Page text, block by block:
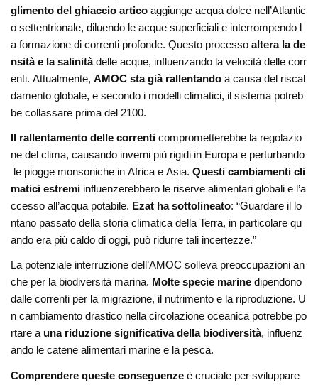
glimento del ghiaccio artico aggiunge acqua dolce nell’Atlantic
o settentrionale, diluendo le acque superficiali e interrompendo l
a formazione di correnti profonde. Questo processoaltera la de
nsità e la salinitàdelle acque, influenzando la velocità delle corr
enti. Attualmente,AMOC sta già rallentando a causa del riscal
damento globale, e secondo i modelli climatici, il sistema potreb
be collassare prima del 2100.
Il rallentamento delle correnti comprometterebbe la regolazio
ne del clima, causando inverni più rigidi in Europa e perturbando
le piogge monsoniche in Africa e Asia.Questi cambiamenti cli
matici estremi influenzerebbero le riserve alimentari globali e l’a
ccesso all’acqua potabile. Ezat ha sottolineato: “Guardare il lo
ntano passato della storia climatica della Terra, in particolare qu
ando era più caldo di oggi, può ridurre tali incertezze.”
La potenziale interruzione dell’AMOC solleva preoccupazioni an
che per la biodiversità marina. Molte specie marine dipendono
dalle correnti per la migrazione, il nutrimento e la riproduzione. U
n cambiamento drastico nella circolazione oceanica potrebbe po
rtare a una riduzione significativa della biodiversità, influenz
ando le catene alimentari marine e la pesca.
Comprendere queste conseguenze è cruciale per sviluppare